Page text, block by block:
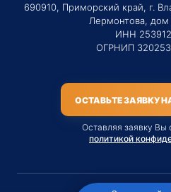
690910, Приморский край, г.
Лермонтова, дом
ИНН
ОГРНИП
ОСТАВЬТЕ ЗАЯВКУ
Оставляя заявку Вы
политикой